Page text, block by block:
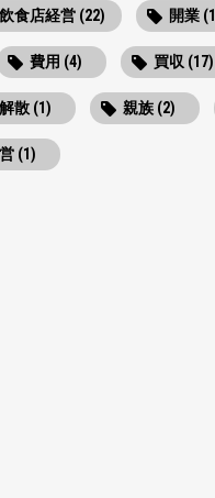
飲食店経営 (22) 開業
費用 (4) 買収 (17)
解散 (1) 親族 (2)
(1)